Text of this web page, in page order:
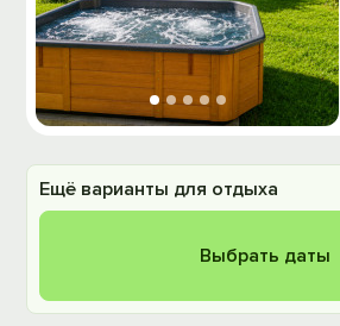
Ещё варианты для отдыха
Выбрать даты